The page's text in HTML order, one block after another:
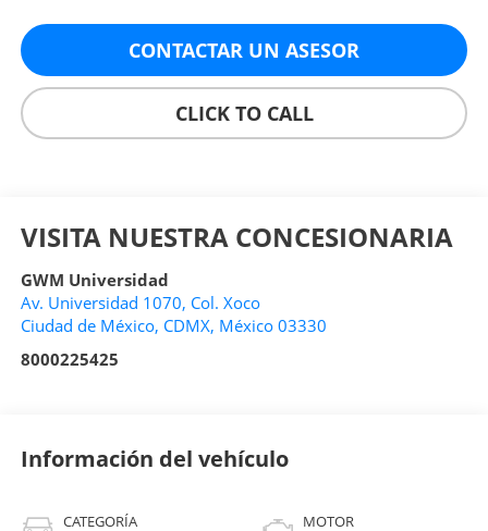
CONTACTAR UN ASESOR
CLICK TO CALL
VISITA NUESTRA CONCESIONARIA
GWM Universidad
Av. Universidad 1070, Col. Xoco
Ciudad de México, CDMX, México 03330
8000225425
Información del vehículo
CATEGORÍA MOTOR